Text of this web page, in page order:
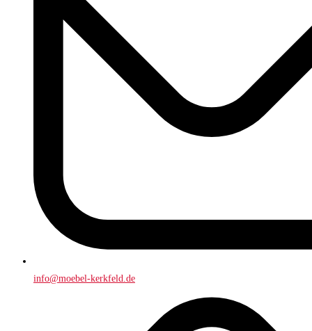
info@moebel-kerkfeld.de